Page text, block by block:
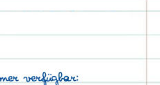
verfügbar: